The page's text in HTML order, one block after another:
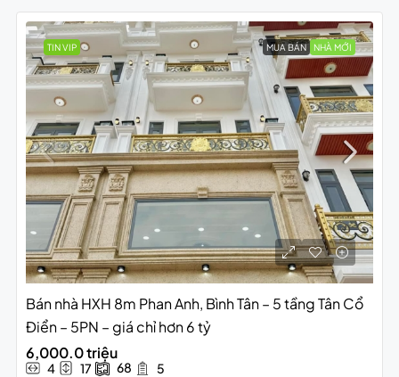
TIN VIP MUA BÁN NHÀ MỚI
Bán nhà HXH 8m Phan Anh, Bình Tân – 5 tầng Tân Cổ
Điển – 5PN – giá chỉ hơn 6 tỷ
6,000.0 triệu
4 17 68 5